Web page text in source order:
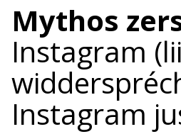
Mythos
Instagram
Instagram